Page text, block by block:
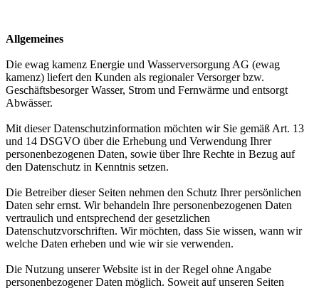
Allgemeines
Die ewag kamenz Energie und Wasserversorgung AG (ewag
kamenz) liefert den Kunden als regionaler Versorger bzw.
Geschäftsbesorger Wasser, Strom und Fernwärme und entsorgt
Abwässer.
Mit dieser Datenschutzinformation möchten wir Sie gemäß Art. 13
und 14 DSGVO über die Erhebung und Verwendung Ihrer
personenbezogenen Daten, sowie über Ihre Rechte in Bezug auf
den Datenschutz in Kenntnis setzen.
Die Betreiber dieser Seiten nehmen den Schutz Ihrer persönlichen
Daten sehr ernst. Wir behandeln Ihre personenbezogenen Daten
vertraulich und entsprechend der gesetzlichen
Datenschutzvorschriften. Wir möchten, dass Sie wissen, wann wir
welche Daten erheben und wie wir sie verwenden.
Die Nutzung unserer Website ist in der Regel ohne Angabe
personenbezogener Daten möglich. Soweit auf unseren Seiten